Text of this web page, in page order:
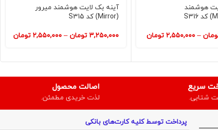
هوشمند
– ۲,۵۵۰,۰۰۰ تومان
آینه بک لایت هوشمند میرور
(Mirror) کد S315
۳,۲۵۰,۰۰۰ تومان – ۲,۵۵۰,۰۰۰ تومان
سریع
شتابی.
اصالت محصول
لذت خریدی مطمئن.
پرداخت توسط کلیه کارت‌های بانکی